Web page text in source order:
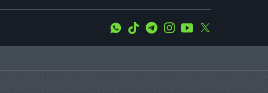
WhatsApp
Tiktok TelegramInstagramYoutube